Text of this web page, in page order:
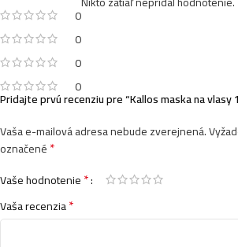
Kallos maska na vlasy 1L- Mango
4,99
Kallos maska na vlasy 1L- Honey
4,99€
Kallos maska na vlasy 1L- Color
4,99€
0
0
0
0
Pridajte prvú recenziu pre “Kallos maska na vlasy
Vaša e-mailová adresa nebude zverejnená.
označené*
Vaše hodnotenie*
Vaša recenzia*